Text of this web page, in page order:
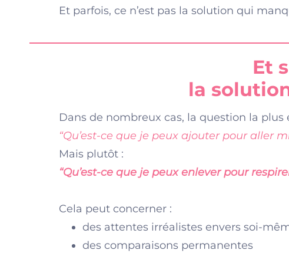
Et parfois, ce n’est pas la solution qui
Et
la
Dans de nombreux cas, la question la plus
“Qu’est-ce que je peux ajouter pour aller
Mais plutôt :
“Qu’est-ce que je peux enlever pour
Cela peut concerner :
des attentes irréalistes envers soi-
des comparaisons permanentes